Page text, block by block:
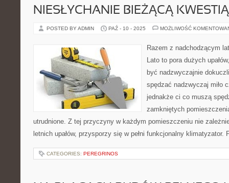
NIESŁYCHANIE BIEŻĄCĄ KWESTIĄ
POSTED BY ADMIN PAŹ - 10 - 2025 MOŻLIWOŚĆ
Razem z nadchodzącym
Lato to pora dużych
być nadzwyczajnie
spędzać nadzwyczaj miło
jednakże ci co muszą
zamkniętych
utrudnione. Z tej przyczyny w każdym pomieszczeniu nie
letnich upałów, przysporzy się w pełni funkcjonalny
CATEGORIES: PEREGRINOS